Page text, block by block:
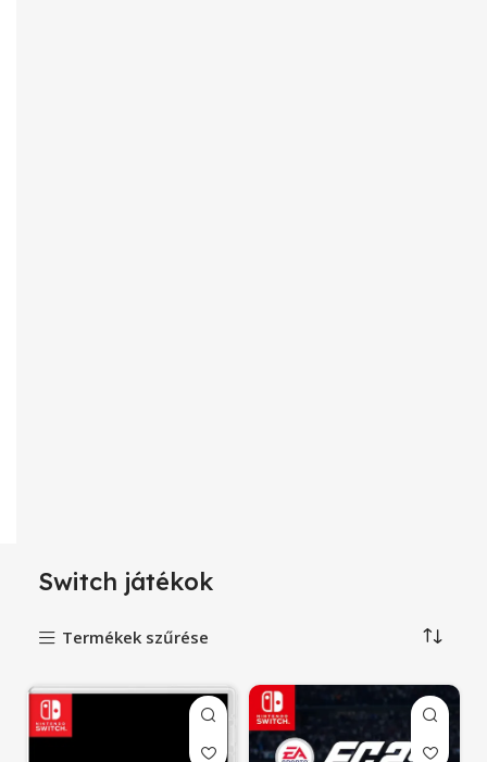
Switch játékok
Termékek szűrése